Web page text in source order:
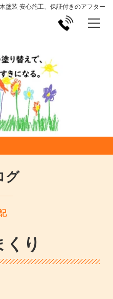
塗装 安心施工、保証付きのアフター
グ
くり